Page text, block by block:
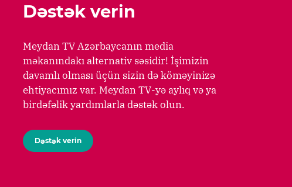
Dəstək verin
Meydan TV Azərbaycanın media
məkanındakı alternativ səsidir! İşimizin
davamlı olması üçün sizin də köməyinizə
ehtiyacımız var. Meydan TV-yə aylıq və ya
birdəfəlik yardımlarla dəstək olun.
Dəstək verin